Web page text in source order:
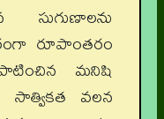
రూపాంతరం
మనిషి
సాత్వికత వలన